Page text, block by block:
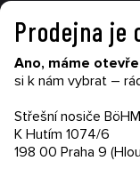
Prodejna je
Ano, máme
si k nám vybrat –
Střešní nosiče
K Hutím 1074/6
198 00 Praha 9